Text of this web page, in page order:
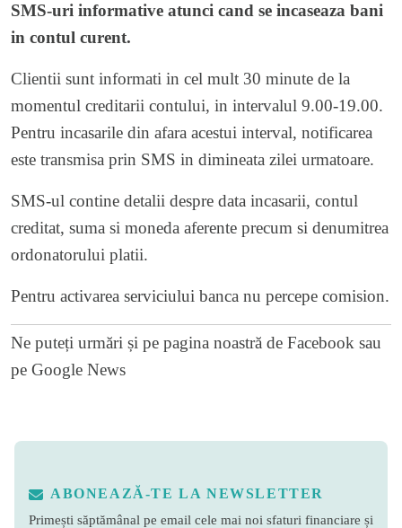
SMS-uri informative atunci cand se incaseaza bani
in contul curent.
Clientii sunt informati in cel mult 30 minute de la
momentul creditarii contului, in intervalul 9.00-19.00.
Pentru incasarile din afara acestui interval, notificarea
este transmisa prin SMS in dimineata zilei urmatoare.
SMS-ul contine detalii despre data incasarii, contul
creditat, suma si moneda aferente precum si denumitrea
ordonatorului platii.
Pentru activarea serviciului banca nu percepe comision.
Ne puteți urmări și pe pagina noastră de Facebook sau
pe Google News
ABONEAZĂ-TE LA NEWSLETTER
Primești săptămânal pe email cele mai noi sfaturi financiare și